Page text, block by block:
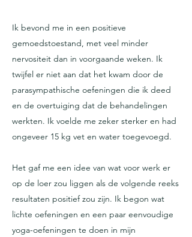
Ik bevond me in een positieve
gemoedstoestand, met veel minder
nervositeit dan in voorgaande weken. Ik
twijfel er niet aan dat het kwam door de
parasympathische oefeningen die ik deed
en de overtuiging dat de behandelingen
werkten. Ik voelde me zeker sterker en had
ongeveer 15 kg vet en water toegevoegd.
Het gaf me een idee van wat voor werk er
op de loer zou liggen als de volgende reeks
resultaten positief zou zijn. Ik begon wat
lichte oefeningen en een paar eenvoudige
yoga-oefeningen te doen in mijn